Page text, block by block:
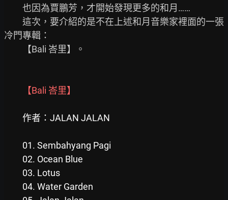
也因為賈鵬芳，才開始發現更多的和月……
這次，要介紹的是不在上述和月音樂家裡面的一張
冷門專輯：
【Bali 峇里】。
【Bali 峇里】
01. Sembahyang Pagi
02. Ocean Blue
03. Lotus
04. Water Garden